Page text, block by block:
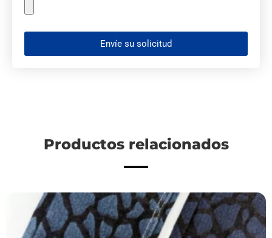
Envíe su solicitud
Productos relacionados